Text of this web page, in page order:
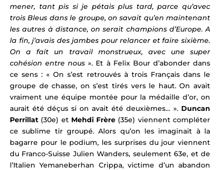
mener, tant pis si je pétais plus tard, parce qu’avec
trois Bleus dans le groupe, on savait qu’en maintenant
les autres à distance, on serait champions d’Europe. A
la fin, j’avais des jambes pour relancer et faire sixième.
On a fait un travail monstrueux, avec une super
cohésion entre nous ». Et à Felix Bour d’abonder dans
ce sens : « On s’est retrouvés à trois Français dans le
groupe de chasse, on s’est tirés vers le haut. On avait
vraiment une équipe montée pour la médaille d’or, on
aurait été déçus si on avait été deuxièmes… ». Duncan
Perrillat (30e) et Mehdi Frère (35e) viennent compléter
ce sublime tir groupé. Alors qu’on les imaginait à la
bagarre pour le podium, les surprises du jour viennent
du Franco-Suisse Julien Wanders, seulement 63e, et de
l’Italien Yemaneberhan Crippa, victime d’un abandon